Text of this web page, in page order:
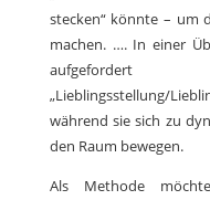
stecken“ könnte – um
machen. …. In einer
„Lieblingsstellung/
während sie sich zu
den Raum bewegen.
Als Methode